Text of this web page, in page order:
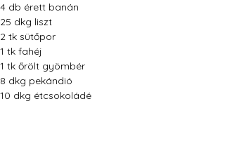
4 db érett banán
25 dkg liszt
2 tk sütőpor
1 tk fahéj
1 tk őrölt gyömbér
8 dkg pekándió
10 dkg étcsokoládé